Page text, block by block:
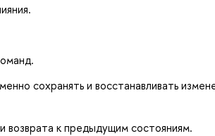
сохранять и восстанавливать
возврата к предыдущим состояниям.